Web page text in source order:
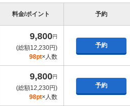
料金/ポイント 予約
9,800円
(総額12,230円)
98pt×人数
予約
9,800円
(総額12,230円)
98pt×人数
予約